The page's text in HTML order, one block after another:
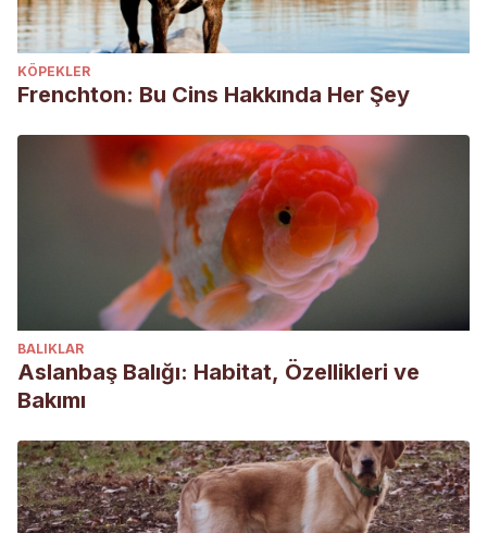
KÖPEKLER
Frenchton: Bu Cins Hakkında Her Şey
BALIKLAR
Aslanbaş Balığı: Habitat, Özellikleri ve
Bakımı